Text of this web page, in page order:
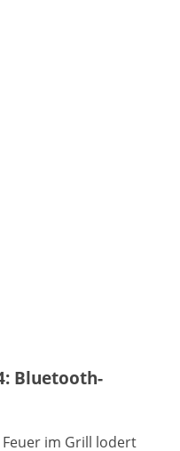
Bluetooth-
im Grill lodert